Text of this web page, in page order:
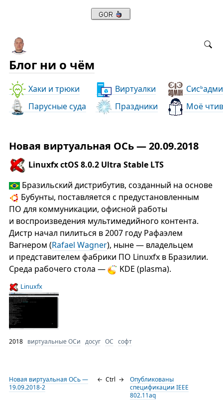
Блог ни о чём
Хаки и трюки Виртуалки Сись
Парусные суда
Праздники Моё
Новая виртуальная ОСь — 20.09.2018
Linuxfx ctOS 8.0.2 Ultra Stable LTS
Бразильский дистрибутив, созданный на основе
Бубунты, поставляется с предустановленным
ПО для коммуникации, офисной работы
и воспроизведения мультимедийного контента.
Дистр начал пилиться в 2007 году Рафаэлем
Вагнером (Rafael Wagner), ныне — владельцем
и представителем фабрики ПО Linuxfx в Бразилии.
Среда рабочего стола —
KDE (plasma).
Linuxfx
2018 виртуальные ОСи досуг ОС софт
Новая виртуальная ОСь —
19.09.2018-2
← Ctrl →
Опубликованы
спецификации IEEE
802.11aq